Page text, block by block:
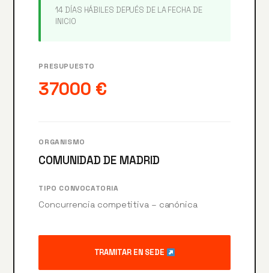
14 DÍAS HÁBILES DEPUÉS DE LA FECHA DE
INICIO
PRESUPUESTO
37000 €
ORGANISMO
COMUNIDAD DE MADRID
TIPO CONVOCATORIA
Concurrencia competitiva – canónica
TRAMITAR EN SEDE